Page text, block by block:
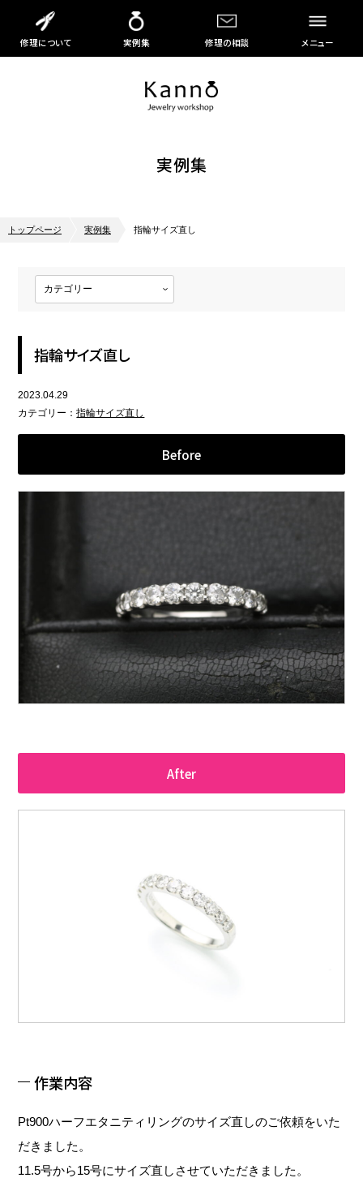
修理について 実例集 修理の相談 メニュー
実例集
トップページ 実例集 指輪サイズ直し
指輪サイズ直し
2023.04.29
カテゴリー：指輪サイズ直し
Before
After
作業内容
Pt900ハーフエタニティリングのサイズ直しのご依頼をいた
だきました。
11.5号から15号にサイズ直しさせていただきました。